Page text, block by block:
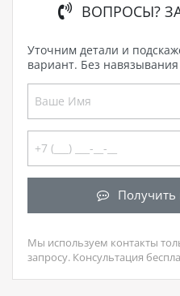
ВОПРОСЫ?
Уточним детали и
вариант. Без навязывания
Получить
Мы используем контакты
запросу. Консультация